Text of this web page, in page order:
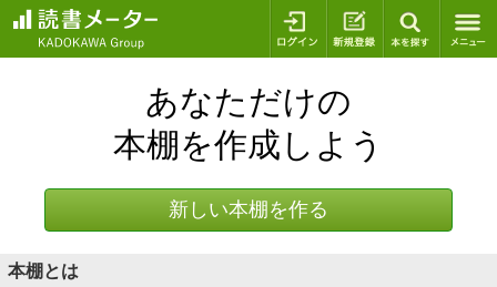
ログイン 新規登録
あなただけの
本棚を作成しよう
新しい本棚を作る
本棚とは